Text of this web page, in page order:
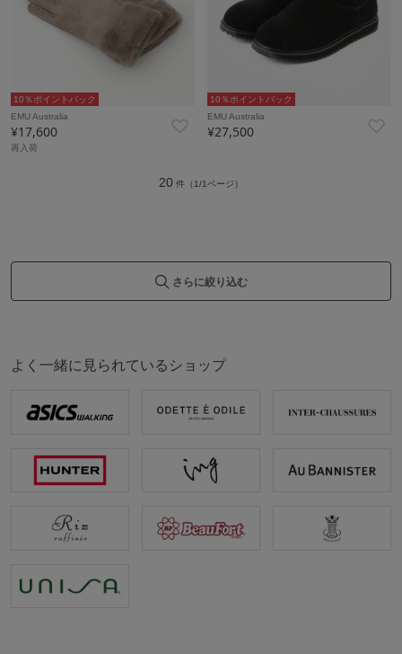
10％ポイントバック
EMU Australia
¥17,600
再入荷
10％ポイントバック
EMU Australia
¥27,500
20 件（1/1ページ）
さらに絞り込む
よく一緒に見られているショップ